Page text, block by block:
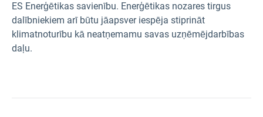
ES Enerģētikas savienību. Enerģētikas nozares tirgus
dalībniekiem arī būtu jāapsver iespēja stiprināt
klimatnoturību kā neatņemamu savas uzņēmējdarbības
daļu.